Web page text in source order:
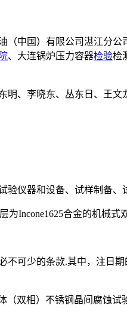
（中国）有限公司湛江分
、大连锅炉压力容器检验检
明、李晓东、丛东日、王
验仪器和设备、试样制备、
为Incone1625合金的机械式
可少的条款.其中，注日
（双相）不锈钢晶间腐蚀试